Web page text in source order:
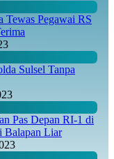
Pegawai RS
Sulsel Tanpa
Pas Depan RI-1 di
Balapan Liar